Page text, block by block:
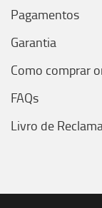
Pagamentos
Garantia
Como comprar
FAQs
Livro de